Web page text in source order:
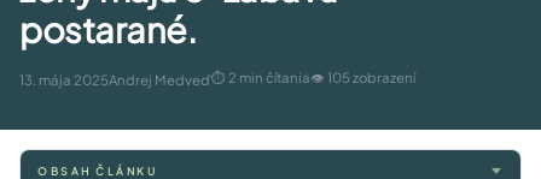
postarané.
13. mája 2025Andrej Medveď⏱ 2 min čítania👁 105 zobrazení
OBSAH ČLÁNKU